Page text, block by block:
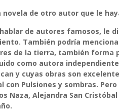
novela de otro autor que le
de autores famosos, le
También podría
de la tierra, también
como autora
y cuyas obras son
con Pulsiones y sombras.
Naza, Alejandra San